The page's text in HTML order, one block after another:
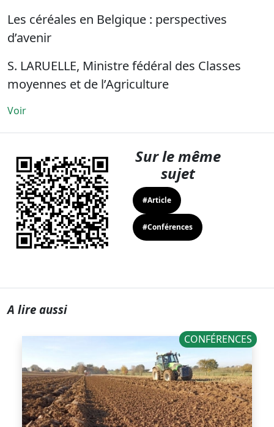
Les céréales en Belgique : perspectives
d’avenir
S. LARUELLE, Ministre fédéral des Classes
moyennes et de l’Agriculture
Voir
Sur le même
sujet
#Article
#Conférences
A lire aussi
CONFÉRENCES